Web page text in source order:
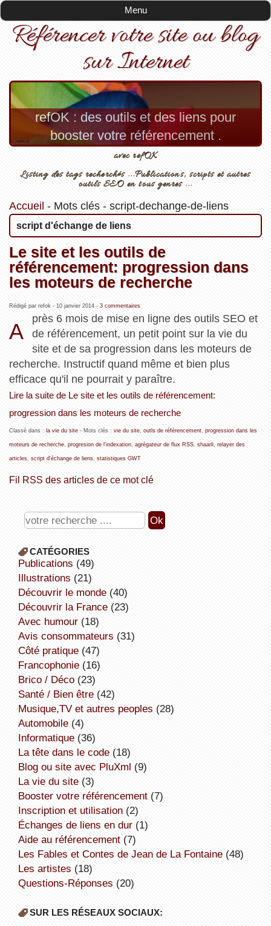
Menu
Référencer votre site ou blog
sur Internet
refOK : des outils et des liens pour
booster votre référencement .
avec refOK
Listing des tags recherchés ...Publications, scripts et autres
outils SEO en tous genres ...
Accueil - Mots clés- script-dechange-de-liens
script d'échange de liens
Le site et les outils de
référencement: progression dans
les moteurs de recherche
Rédigé par refok - 10 janvier 2014- 3 commentaires
A
près 6 mois de mise en ligne des outils SEO et
de référencement, un petit point sur la vie du
site et de sa progression dans les moteurs de
recherche. Instructif quand même et bien plus
efficace qu'il ne pourrait y paraître.
Lire la suite de Le site et les outils de référencement:
progression dans les moteurs de recherche
Classé dans : la vie du site- Mots clés : vie du site, outls de référencement, progression dans les
moteurs de recherche, progresion de l'indexation, agrégateur de flux RSS, shaarli, relayer des
articles, script d'échange de liens, statistiques GWT
Fil RSS des articles de ce mot clé
CATÉGORIES
publications (49)
illustrations (21)
découvrir le monde(40)
découvrir la France(23)
avec humour(18)
avis consommateurs (31)
côté pratique(47)
Francophonie(16)
Brico / Déco(23)
Santé / Bien être(42)
Musique,TV et autres peoples (28)
Automobile(4)
informatique(36)
la tête dans le code(18)
Blog ou site avec PluXml (9)
la vie du site(3)
booster votre référencement(7)
inscription et utilisation(2)
échanges de liens en dur(1)
aide au référencement(7)
Les Fables et Contes de Jean de La Fontaine(48)
Les artistes (18)
Questions-Réponses (20)
SUR LES RÉSEAUX SOCIAUX: